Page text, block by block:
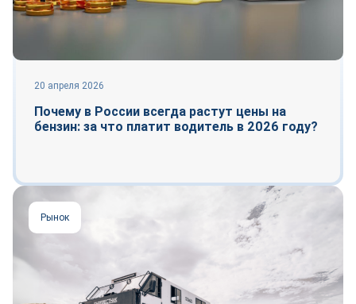
20 апреля 2026
Почему в России всегда растут цены на
бензин: за что платит водитель в 2026 году?
Рынок